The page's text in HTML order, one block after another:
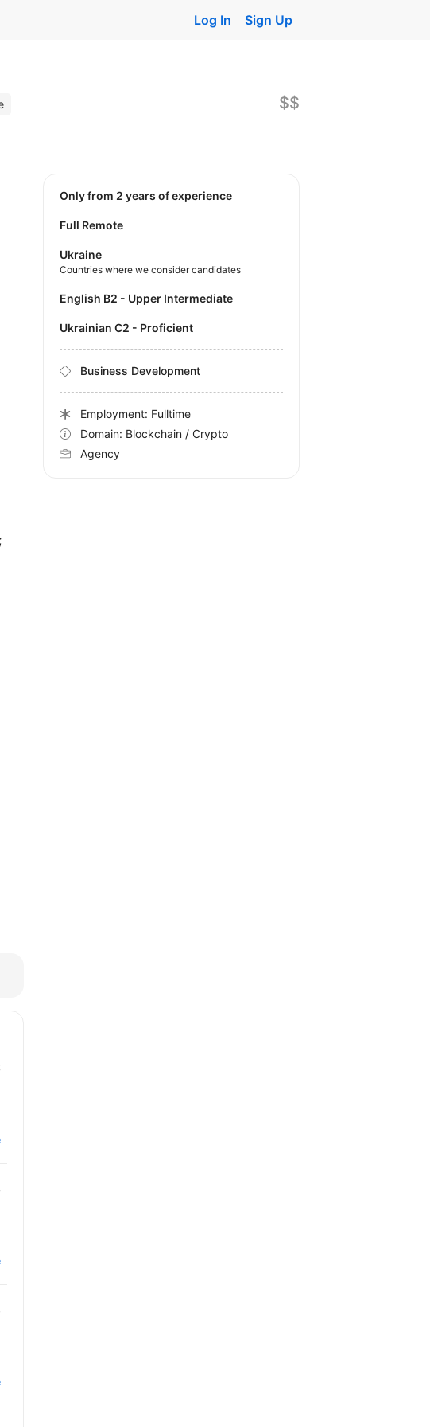
Log In Sign Up
$$
Only from 2 years of experience
Full Remote
Ukraine
Countries where we consider candidates
English B2 - Upper Intermediate
Ukrainian C2 - Proficient
Business Development
Employment: Fulltime
Domain: Blockchain / Crypto
Agency